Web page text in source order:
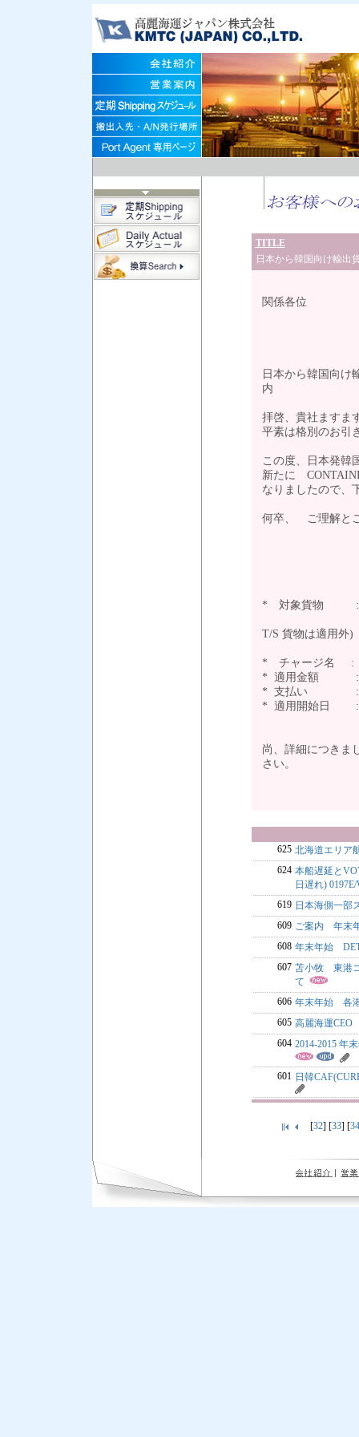
TITLE
日本から韓国向け輸出
関係各位
日本から韓国向け
内
拝啓、貴社ますま
平素は格別のお引
この度、日本発韓
新たに
なりましたので、
何卒、 ご理解と
* 対象貨物 : 日
T/S 貨物は適用外)
* チャージ名 :
* 適用金額 : ￥
* 支払い : 積
* 適用開始日 :
尚、詳細につきま
さい。
625 北海道エリア
624 本船遅延と
日遅れ)
619 日本海側一部
609 ご案内 年末
608 年末年始
607 苫小牧 東港
て
606 年末年始 各
605 高麗海運CEO
604 2014-2015 年
601 日韓
[32] [33] [34